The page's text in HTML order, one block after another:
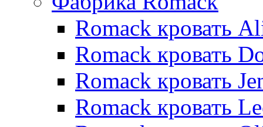
Romack кровать
Romack кровать
Romack кровать
Romack кровать